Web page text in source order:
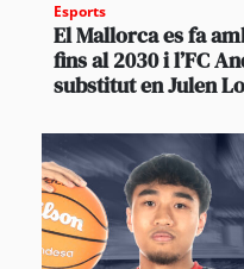
Esports
El Mallorca es fa
fins al 2030 i l’FC
substitut en Julen